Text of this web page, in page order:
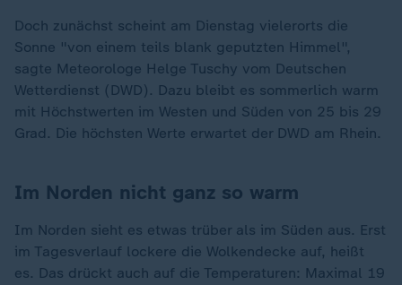
Doch zunächst scheint am Dienstag vielerorts die
Sonne "von einem teils blank geputzten Himmel",
sagte Meteorologe Helge Tuschy vom Deutschen
Wetterdienst (DWD). Dazu bleibt es sommerlich warm
mit Höchstwerten im Westen und Süden von 25 bis 29
Grad. Die höchsten Werte erwartet der DWD am Rhein.
Im Norden nicht ganz so warm
Im Norden sieht es etwas trüber als im Süden aus. Erst
im Tagesverlauf lockere die Wolkendecke auf, heißt
es. Das drückt auch auf die Temperaturen: Maximal 19